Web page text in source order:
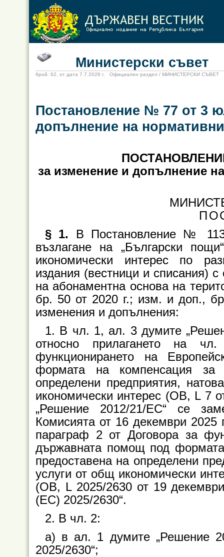
Министерски съвет
брой: 62, от дата 7.7.2026 г. Официален раздел / МИНИСТЕРСКИ СЪВЕТ
Постановление № 77 от 3
допълнение на
за изменение и допълнение
§ 1. В Постановление №
възлагане на „Български
икономически интерес по
издания (вестници и списания)
на абонаментна основа на
бр. 50 от 2020 г.; изм. и доп.,
изменения и допълнения:
1. В чл. 1, ал. 3 думите
относно прилагането на
функционирането на
формата на компенсация за
определени предприятия,
икономически интерес (ОВ, L 7
„Решение 2012/21/ЕС“ се
Комисията от 16 декември 2025
параграф 2 от Договора за
държавната помощ под
предоставена на определени
услуги от общ икономически
(ОВ, L 2025/2630 от 19
(EC) 2025/2630“.
2. В чл. 2:
а) в ал. 1 думите „Решение
2025/2630“;